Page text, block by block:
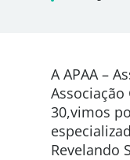
A APAA –
Associação
30,vimos
Revelando